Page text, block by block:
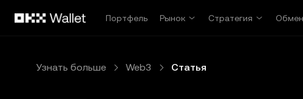
Портфель
Рынок Стратегия Обмен
Узнать больше Web3 Статья